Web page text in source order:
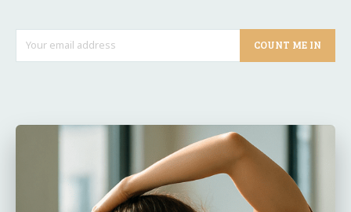
COUNT ME IN